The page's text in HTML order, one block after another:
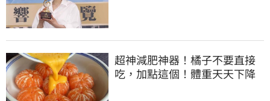
超神減肥神器！橘子不要直接
吃，加點這個！體重天天下降